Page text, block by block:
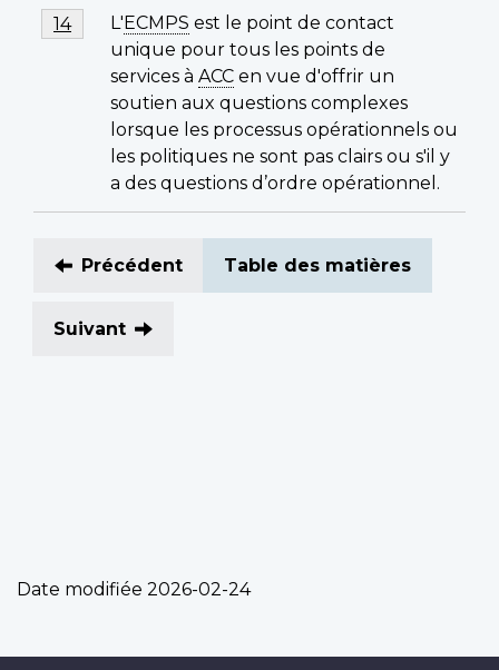
Note
de
L' ECMPS est le point de contact
unique pour tous les points de
services à ACC en vue d'offrir un
soutien aux questions complexes
lorsque les processus opérationnels ou
les politiques ne sont pas clairs ou s'il y
a des questions d’ordre opérationnel.
Retour à la référence de la note de bas de page
14
Précédent Table des matières
Suivant
Date modifiée 2026-02-24